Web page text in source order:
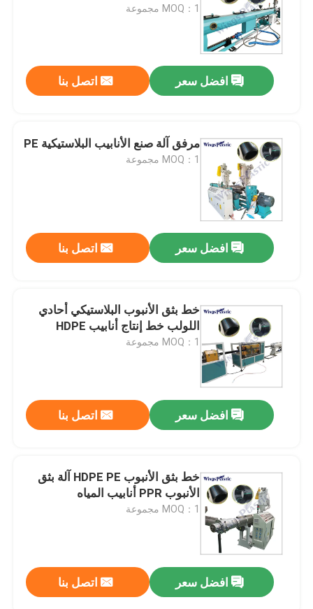
MOQ：1 مجموعة
افضل سعر اتصل بنا
مرفق آلة صنع الأنابيب البلاستيكية PE
MOQ：1 مجموعة
افضل سعر اتصل بنا
خط بثق الأنبوب البلاستيكي أحادي
اللولب خط إنتاج أنابيب HDPE
MOQ：1 مجموعة
افضل سعر اتصل بنا
خط بثق الأنبوب HDPE PE آلة بثق
الأنبوب PPR أنابيب المياه
MOQ：1 مجموعة
افضل سعر اتصل بنا